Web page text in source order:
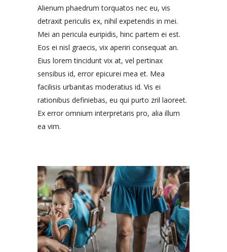
Alienum phaedrum torquatos nec eu, vis
detraxit periculis ex, nihil expetendis in mei.
Mei an pericula euripidis, hinc partem ei est.
Eos ei nisl graecis, vix aperiri consequat an.
Eius lorem tincidunt vix at, vel pertinax
sensibus id, error epicurei mea et. Mea
facilisis urbanitas moderatius id. Vis ei
rationibus definiebas, eu qui purto zril laoreet.
Ex error omnium interpretaris pro, alia illum
ea vim.